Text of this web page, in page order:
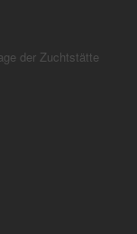
der Zuchtstätte